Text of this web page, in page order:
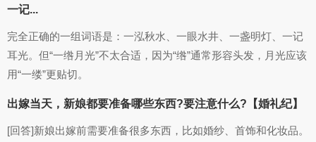
一记...
完全正确的一组词语是：一泓秋水、一眼水井、一盏明灯、一记
耳光。但“一绺月光”不太合适，因为“绺”通常形容头发，月光应该
用“一缕”更贴切。
出嫁当天，新娘都要准备哪些东西?要注意什么?【婚礼纪】
[回答]新娘出嫁前需要准备很多东西，比如婚纱、首饰和化妆品。